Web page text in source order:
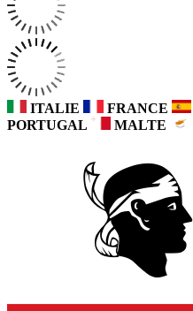
ITALIE FRANCE
PORTUGAL
MALTE